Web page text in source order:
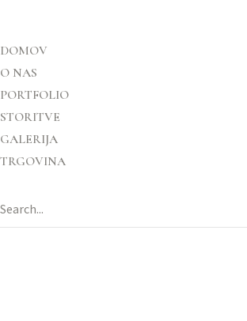
DOMOV
O NAS
PORTFOLIO
STORITVE
GALERIJA
TRGOVINA